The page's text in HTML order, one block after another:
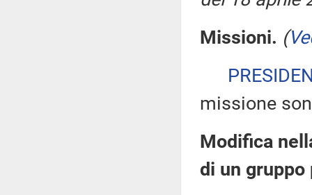
Missioni. (
missione
Modifica
di un